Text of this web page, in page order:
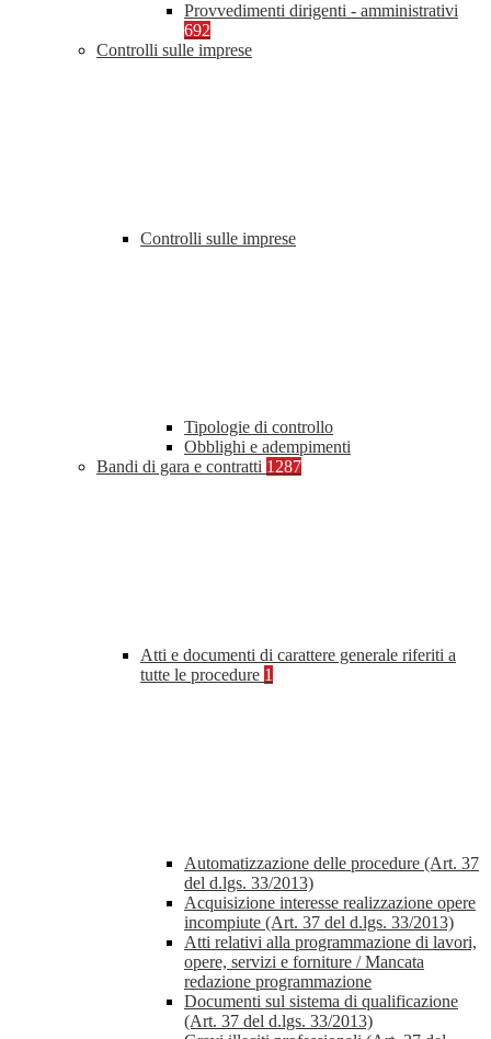
Provvedimenti dirigenti - amministrativi
692
Controlli sulle imprese
Controlli sulle imprese
Tipologie di controllo
Obblighi e adempimenti
Bandi di gara e contratti 1287
Atti e documenti di carattere generale riferiti a
tutte le procedure 1
Automatizzazione delle procedure (Art. 37
del d.lgs. 33/2013)
Acquisizione interesse realizzazione opere
incompiute (Art. 37 del d.lgs. 33/2013)
Atti relativi alla programmazione di lavori,
opere, servizi e forniture / Mancata
redazione programmazione
Documenti sul sistema di qualificazione
(Art. 37 del d.lgs. 33/2013)